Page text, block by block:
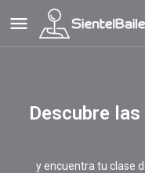
Descubre
y encuentra tu clase